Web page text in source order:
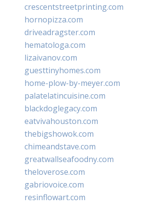
crescentstreetprinting.com
hornopizza.com
driveadragster.com
hematologa.com
lizaivanov.com
guesttinyhomes.com
home-plow-by-meyer.com
palatelatincuisine.com
blackdoglegacy.com
eatvivahouston.com
thebigshowok.com
chimeandstave.com
greatwallseafoodny.com
theloverose.com
gabriovoice.com
resinflowart.com